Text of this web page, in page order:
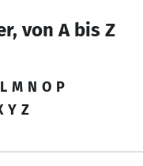
von A bis Z
L M N O P
Y Z